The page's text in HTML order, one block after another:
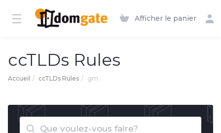
Afficher le panier
ccTLDs Rules
Accueil ccTLDs Rules gm